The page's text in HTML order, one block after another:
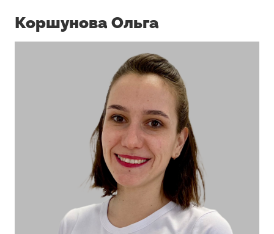
Коршунова Ольга